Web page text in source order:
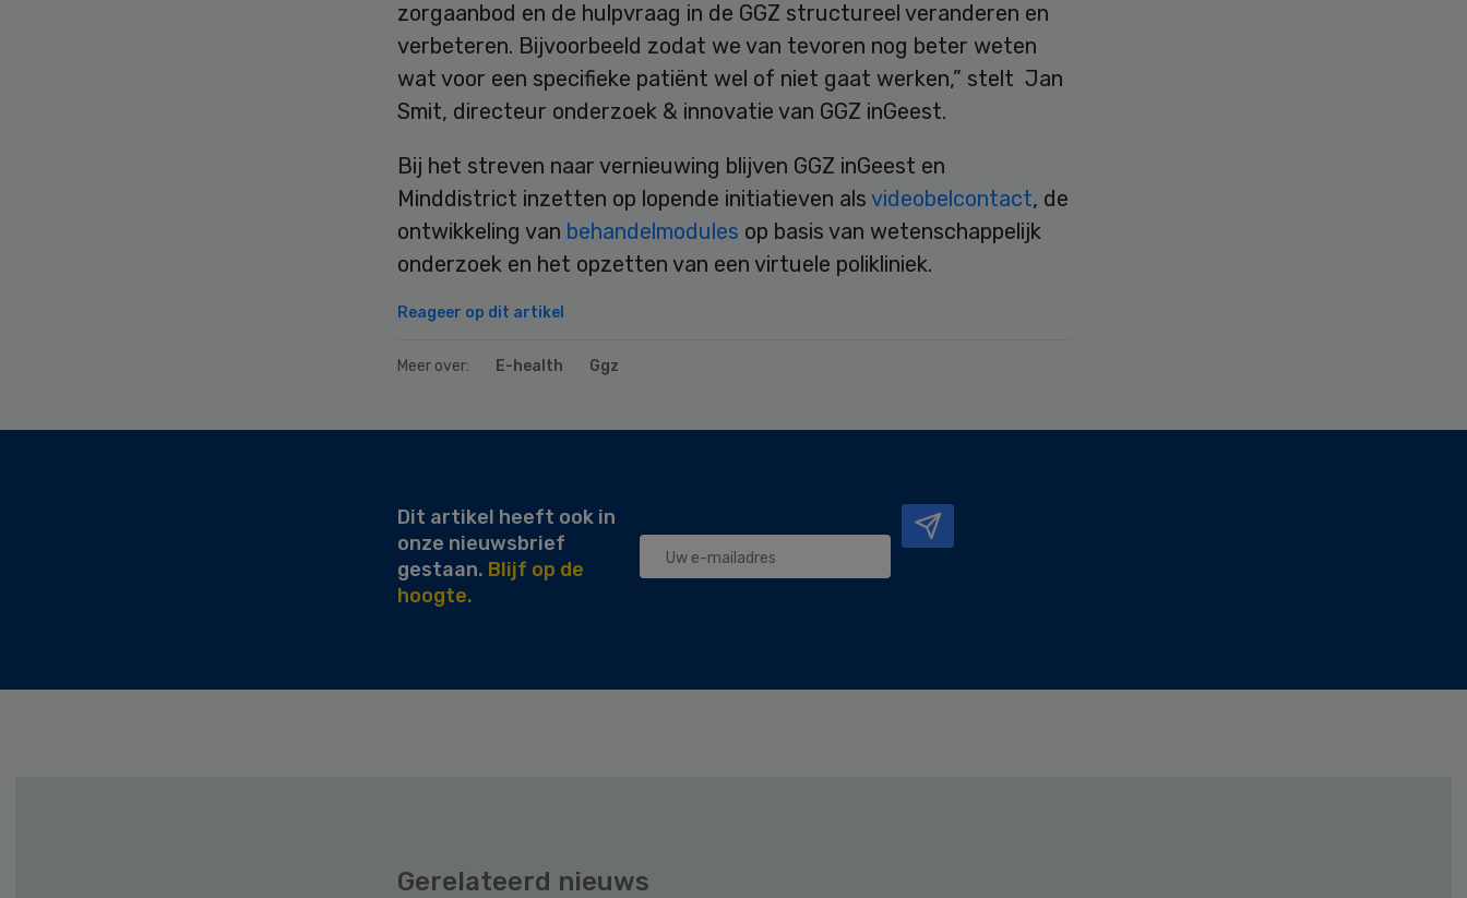
zorgaanbod en de hulpvraag in de GGZ structureel veranderen en
verbeteren. Bijvoorbeeld zodat we van tevoren nog beter weten
wat voor een specifieke patiënt wel of niet gaat werken,” stelt Jan
Smit, directeur onderzoek & innovatie van GGZ inGeest.
Bij het streven naar vernieuwing blijven GGZ inGeest en
Minddistrict inzetten op lopende initiatieven als videobelcontact, de
ontwikkeling van behandelmodules op basis van wetenschappelijk
onderzoek en het opzetten van een virtuele polikliniek.
Reageer op dit artikel
Meer over: E-health Ggz
Dit artikel heeft ook in
onze nieuwsbrief
gestaan. Blijf op de
hoogte.
Gerelateerd nieuws